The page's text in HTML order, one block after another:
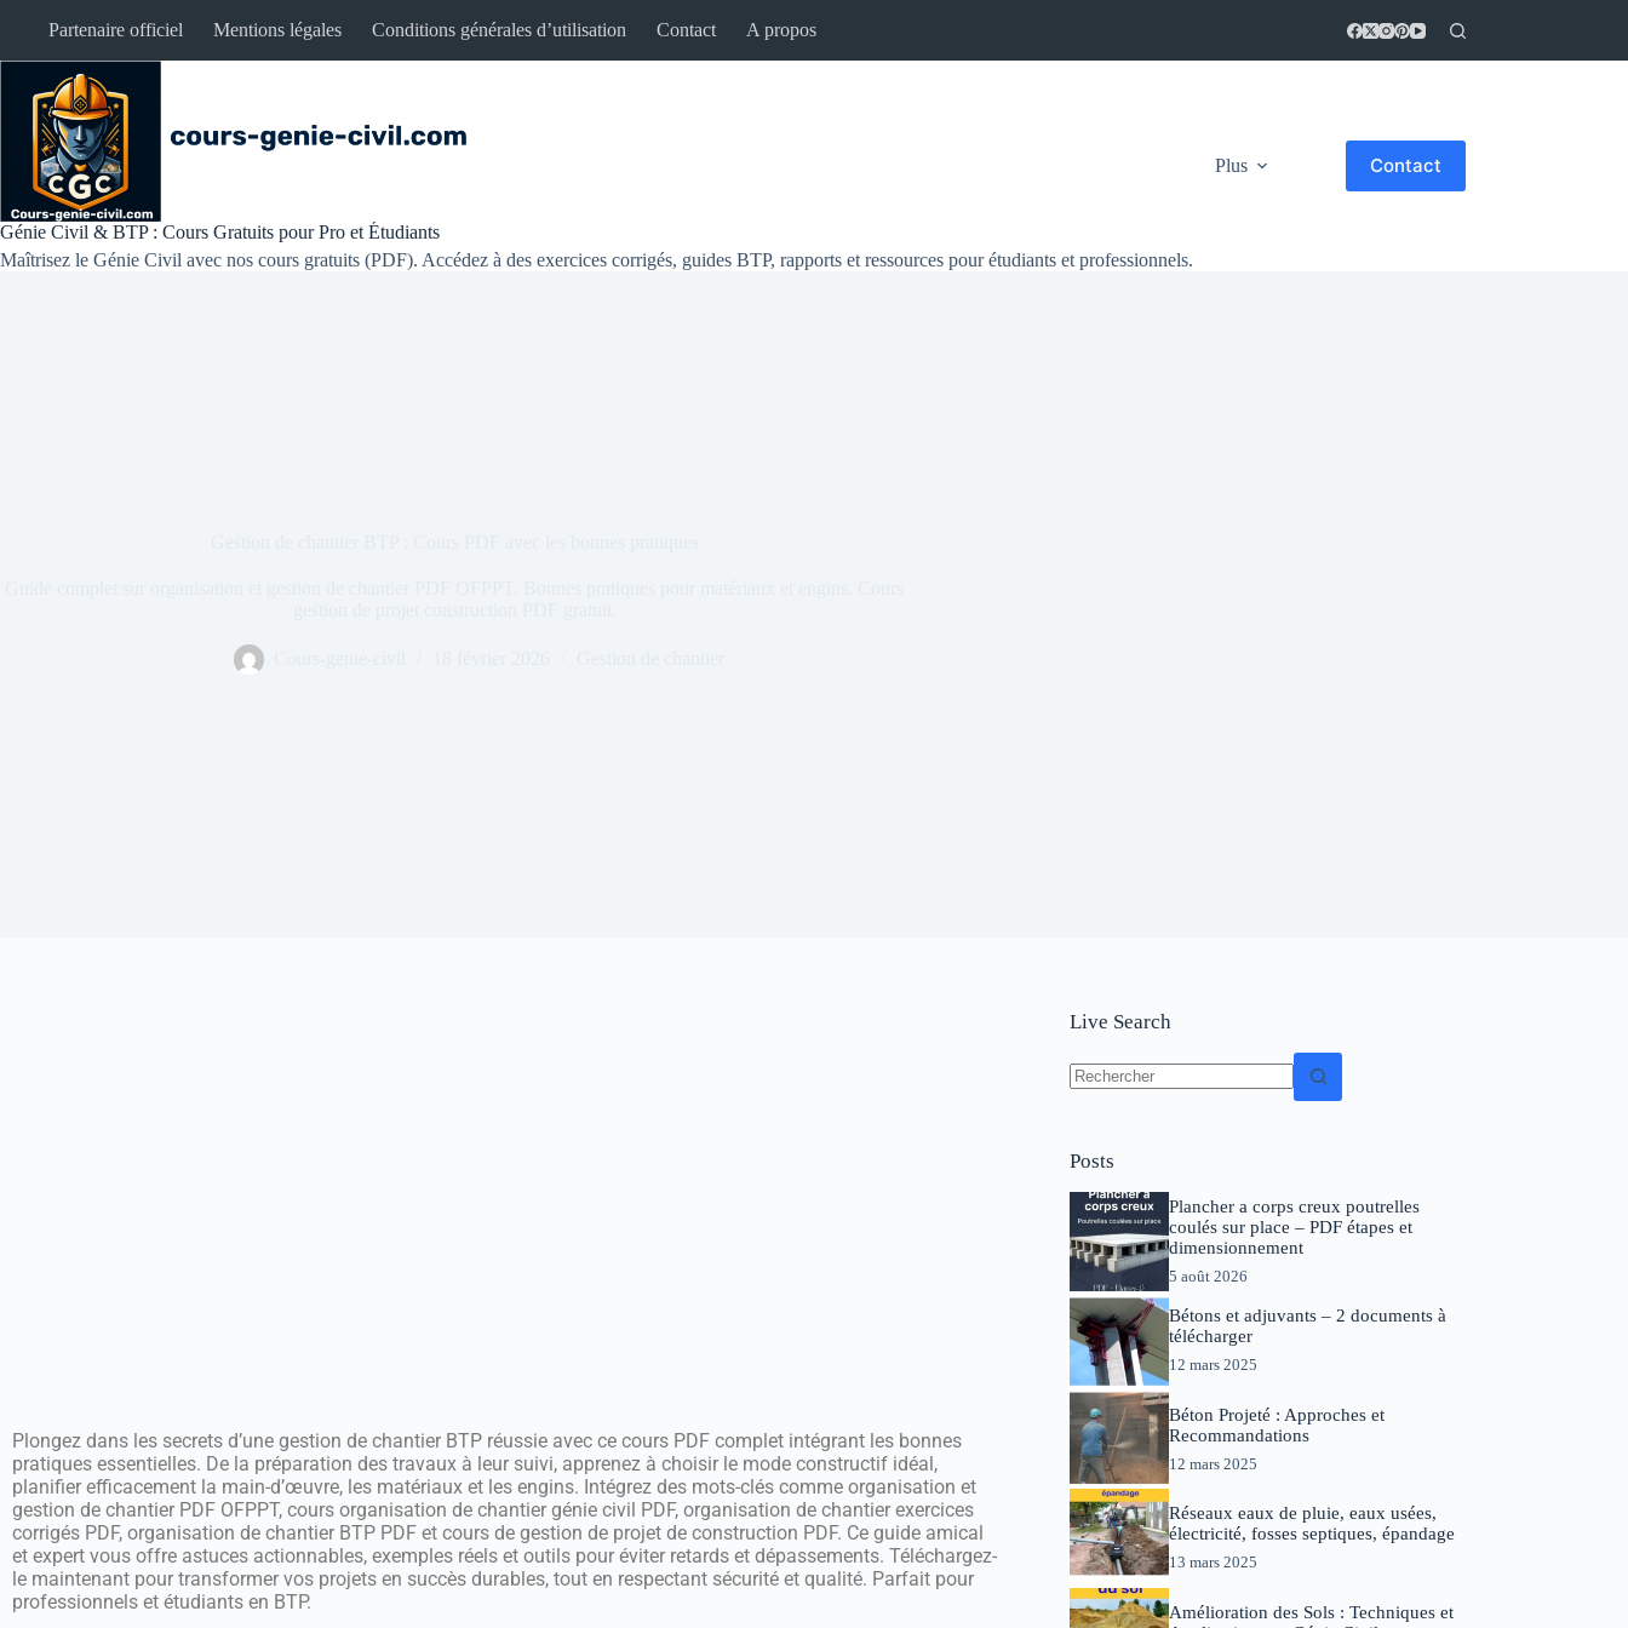
Partenaire officiel Mentions légales Conditions générales d’utilisation Contact A propos
Génie Civil & BTP : Cours Gratuits pour Pro et Étudiants
Maîtrisez le Génie Civil avec nos cours gratuits (PDF). Accédez à des exercices corrigés, guides BTP, rapports et ressources pour étudiants et professionnels.
Plus Contact
Plongez dans les secrets d’une gestion de chantier BTP réussie avec ce cours PDF complet intégrant les bonnes
pratiques essentielles. De la préparation des travaux à leur suivi, apprenez à choisir le mode constructif idéal,
planifier efficacement la main-d’œuvre, les matériaux et les engins. Intégrez des mots-clés comme organisation et
gestion de chantier PDF OFPPT, cours organisation de chantier génie civil PDF, organisation de chantier exercices
corrigés PDF, organisation de chantier BTP PDF et cours de gestion de projet de construction PDF. Ce guide amical
et expert vous offre astuces actionnables, exemples réels et outils pour éviter retards et dépassements. Téléchargez-
le maintenant pour transformer vos projets en succès durables, tout en respectant sécurité et qualité. Parfait pour
professionnels et étudiants en BTP.
Live Search
Posts
Plancher a corps creux poutrelles
coulés sur place – PDF étapes et
dimensionnement
5 août 2026
Bétons et adjuvants – 2 documents à
télécharger
12 mars 2025
Béton Projeté : Approches et
Recommandations
12 mars 2025
Réseaux eaux de pluie, eaux usées,
électricité, fosses septiques, épandage
13 mars 2025
Amélioration des Sols : Techniques et